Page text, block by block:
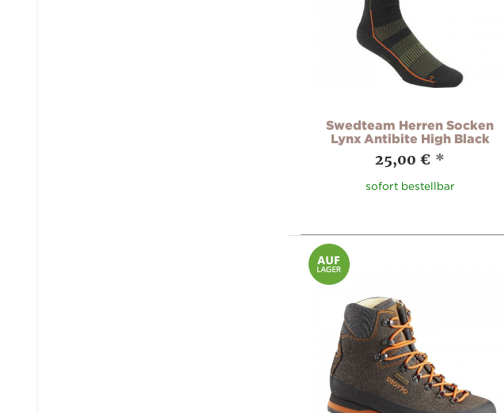
Swedteam Herren Socken
Lynx Antibite High Black
25,00 € *
sofort bestellbar